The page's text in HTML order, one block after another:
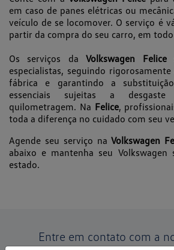
em caso de panes elétricas ou
veículo de se locomover. O serviço é
partir da compra do seu carro, em
Os serviços daVolkswagen Felice
especialistas, seguindo rigorosamente
fábrica e garantindo a
essenciais sujeitas a
quilometragem. Na Felice,
toda a diferença no cuidado com seu
Agende seu serviço naVolkswagen
abaixo e mantenha seu
estado.
Entre em contato com a